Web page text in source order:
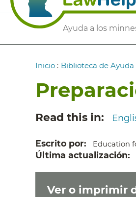
Ayuda a los
Secondary
Ruta
navegación
Inicio : Biblioteca de Ayuda
Read this in
Escrito por Education
Última actualización
Ver o imprimir